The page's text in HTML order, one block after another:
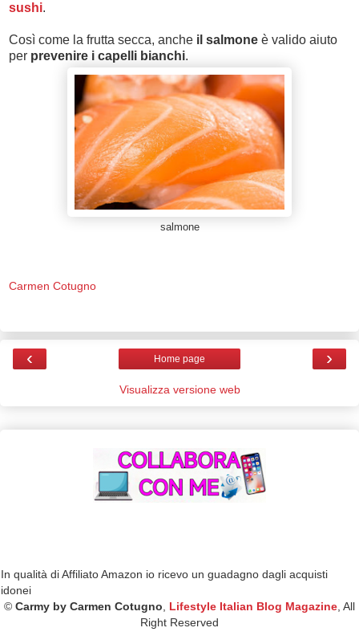
sushi.
Così come la frutta secca, anche il salmone è valido aiuto
per prevenire i capelli bianchi.
salmone
Carmen Cotugno
‹ ›
Home page
Visualizza versione web
In qualità di Affiliato Amazon io ricevo un guadagno dagli acquisti
idonei
© Carmy by Carmen Cotugno Lifestyle Italian Blog Magazine , All
Right Reserved